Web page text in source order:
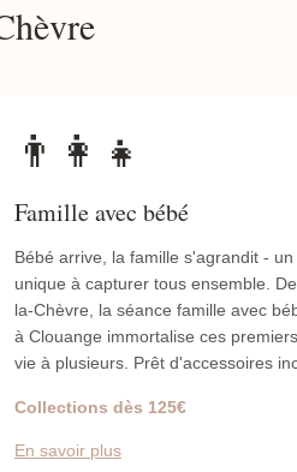
👨‍👩‍👧
Famille avec bébé
Bébé arrive, la famille s'agrandit -
unique à capturer tous ensemble.
la-Chèvre, la séance famille avec
à Clouange immortalise ces
vie à plusieurs. Prêt d'accessoires
Collections dès 125€
En savoir plus